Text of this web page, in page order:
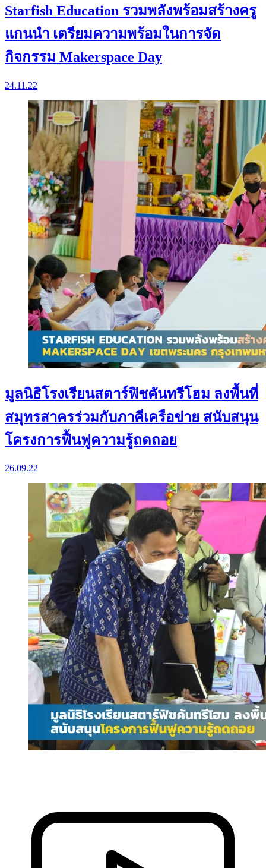
Starfish Education รวมพลังพร้อมสร้างครู
แกนนำ เตรียมความพร้อมในการจัด
กิจกรรม Makerspace Day
24.11.22
มูลนิธิโรงเรียนสตาร์ฟิชคันทรีโฮม ลงพื้นที่
สมุทรสาครร่วมกับภาคีเครือข่าย สนับสนุน
โครงการฟื้นฟูความรู้ถดถอย
26.09.22